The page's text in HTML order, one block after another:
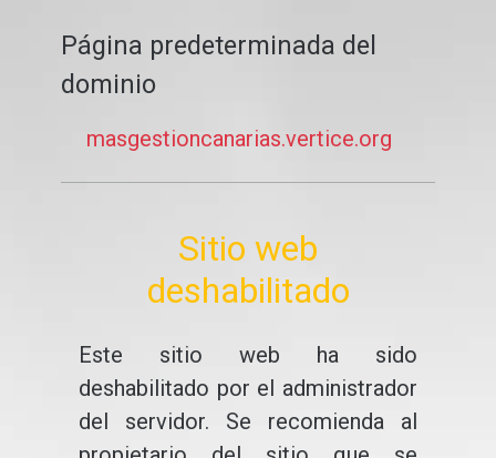
Página predeterminada del
dominio
masgestioncanarias.vertice.org
Sitio web
deshabilitado
Este sitio web ha sido
deshabilitado por el administrador
del servidor. Se recomienda al